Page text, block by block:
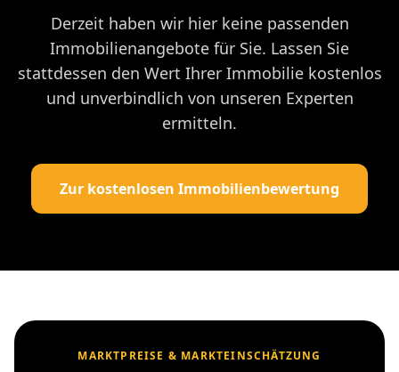
Derzeit haben wir hier keine passenden
Immobilienangebote für Sie. Lassen Sie
stattdessen den Wert Ihrer Immobilie kostenlos
und unverbindlich von unseren Experten
ermitteln.
Zur kostenlosen Immobilienbewertung
MARKTPREISE & MARKTEINSCHÄTZUNG